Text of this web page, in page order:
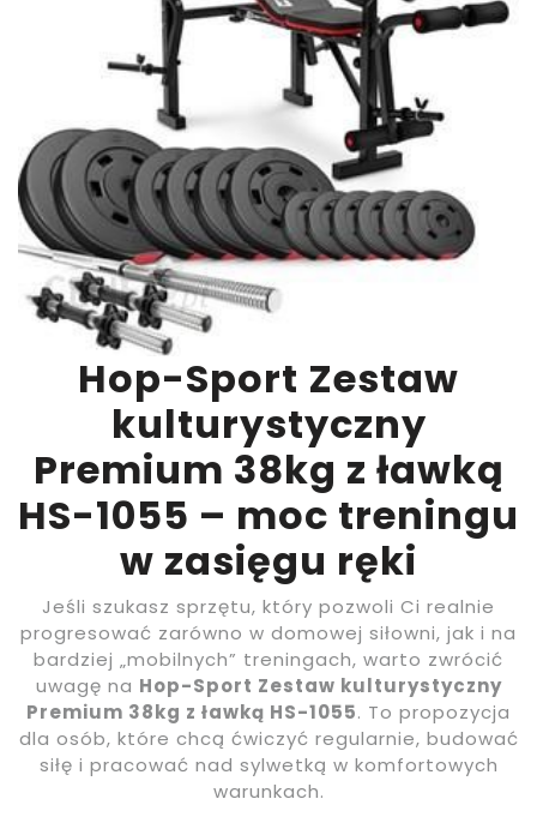
Hop-Sport Zestaw
kulturystyczny
Premium 38kg z ławką
HS-1055 – moc treningu
w zasięgu ręki
Jeśli szukasz sprzętu, który pozwoli Ci realnie
progresować zarówno w domowej siłowni, jak i na
bardziej „mobilnych” treningach, warto zwrócić
uwagę na Hop-Sport Zestaw kulturystyczny
Premium 38kg z ławką HS-1055. To propozycja
dla osób, które chcą ćwiczyć regularnie, budować
siłę i pracować nad sylwetką w komfortowych
warunkach.